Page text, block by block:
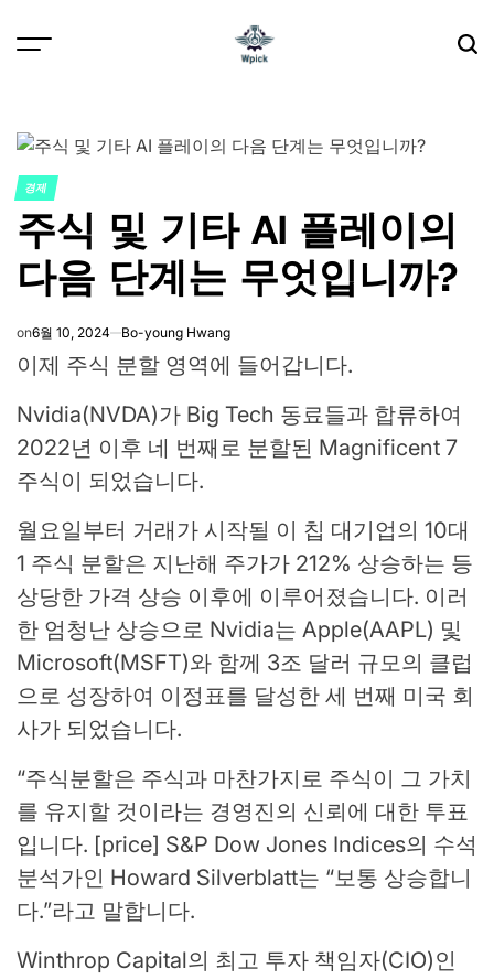
POSTED
IN
경제
주식 및 기타 AI 플레이의
다음 단계는 무엇입니까?
on6월 10, 2024 Bo-young Hwang
이제 주식 분할 영역에 들어갑니다.
Nvidia(NVDA)가 Big Tech 동료들과 합류하여
2022년 이후 네 번째로 분할된 Magnificent 7
주식이 되었습니다.
월요일부터 거래가 시작될 이 칩 대기업의 10대
1 주식 분할은 지난해 주가가 212% 상승하는 등
상당한 가격 상승 이후에 이루어졌습니다. 이러
한 엄청난 상승으로 Nvidia는 Apple(AAPL) 및
Microsoft(MSFT)와 함께 3조 달러 규모의 클럽
으로 성장하여 이정표를 달성한 세 번째 미국 회
사가 되었습니다.
“주식분할은 주식과 마찬가지로 주식이 그 가치
를 유지할 것이라는 경영진의 신뢰에 대한 투표
입니다. [price] S&P Dow Jones Indices의 수석
분석가인 Howard Silverblatt는 “보통 상승합니
다.”라고 말합니다.
Winthrop Capital의 최고 투자 책임자(CIO)인